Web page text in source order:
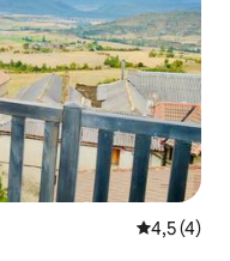
Évaluation
4,5 (4)